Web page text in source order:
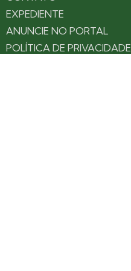
EXPEDIENTE
ANUNCIE NO PORTAL
POLÍTICA DE PRIVACIDADE